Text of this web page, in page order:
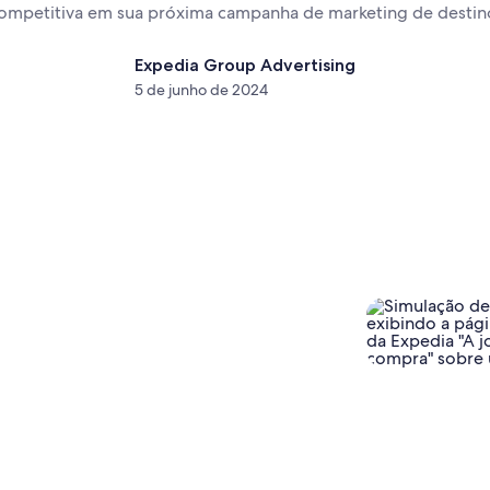
em sua próxima campanha de marketing de
Expedia Group Advertising
5 de junho de 2024